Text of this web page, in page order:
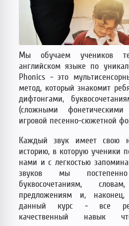
Мы обучаем учеников
английском языке по
Phonics - это
метод, который знакомит
дифтонгами,
(сложными
игровой песенно-сюжетной
Каждый звук имеет свою
историю, в которую ученики
нами и с легкостью
звуков мы
буквосочетаниям,
предложениям и, наконец,
данный курс - все
качественный навык